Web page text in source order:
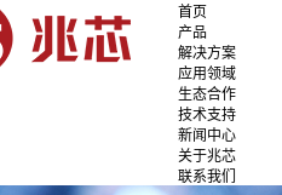
首页
产品
解决方案
应用领域
生态合作
技术支持
新闻中心
关于兆芯
联系我们